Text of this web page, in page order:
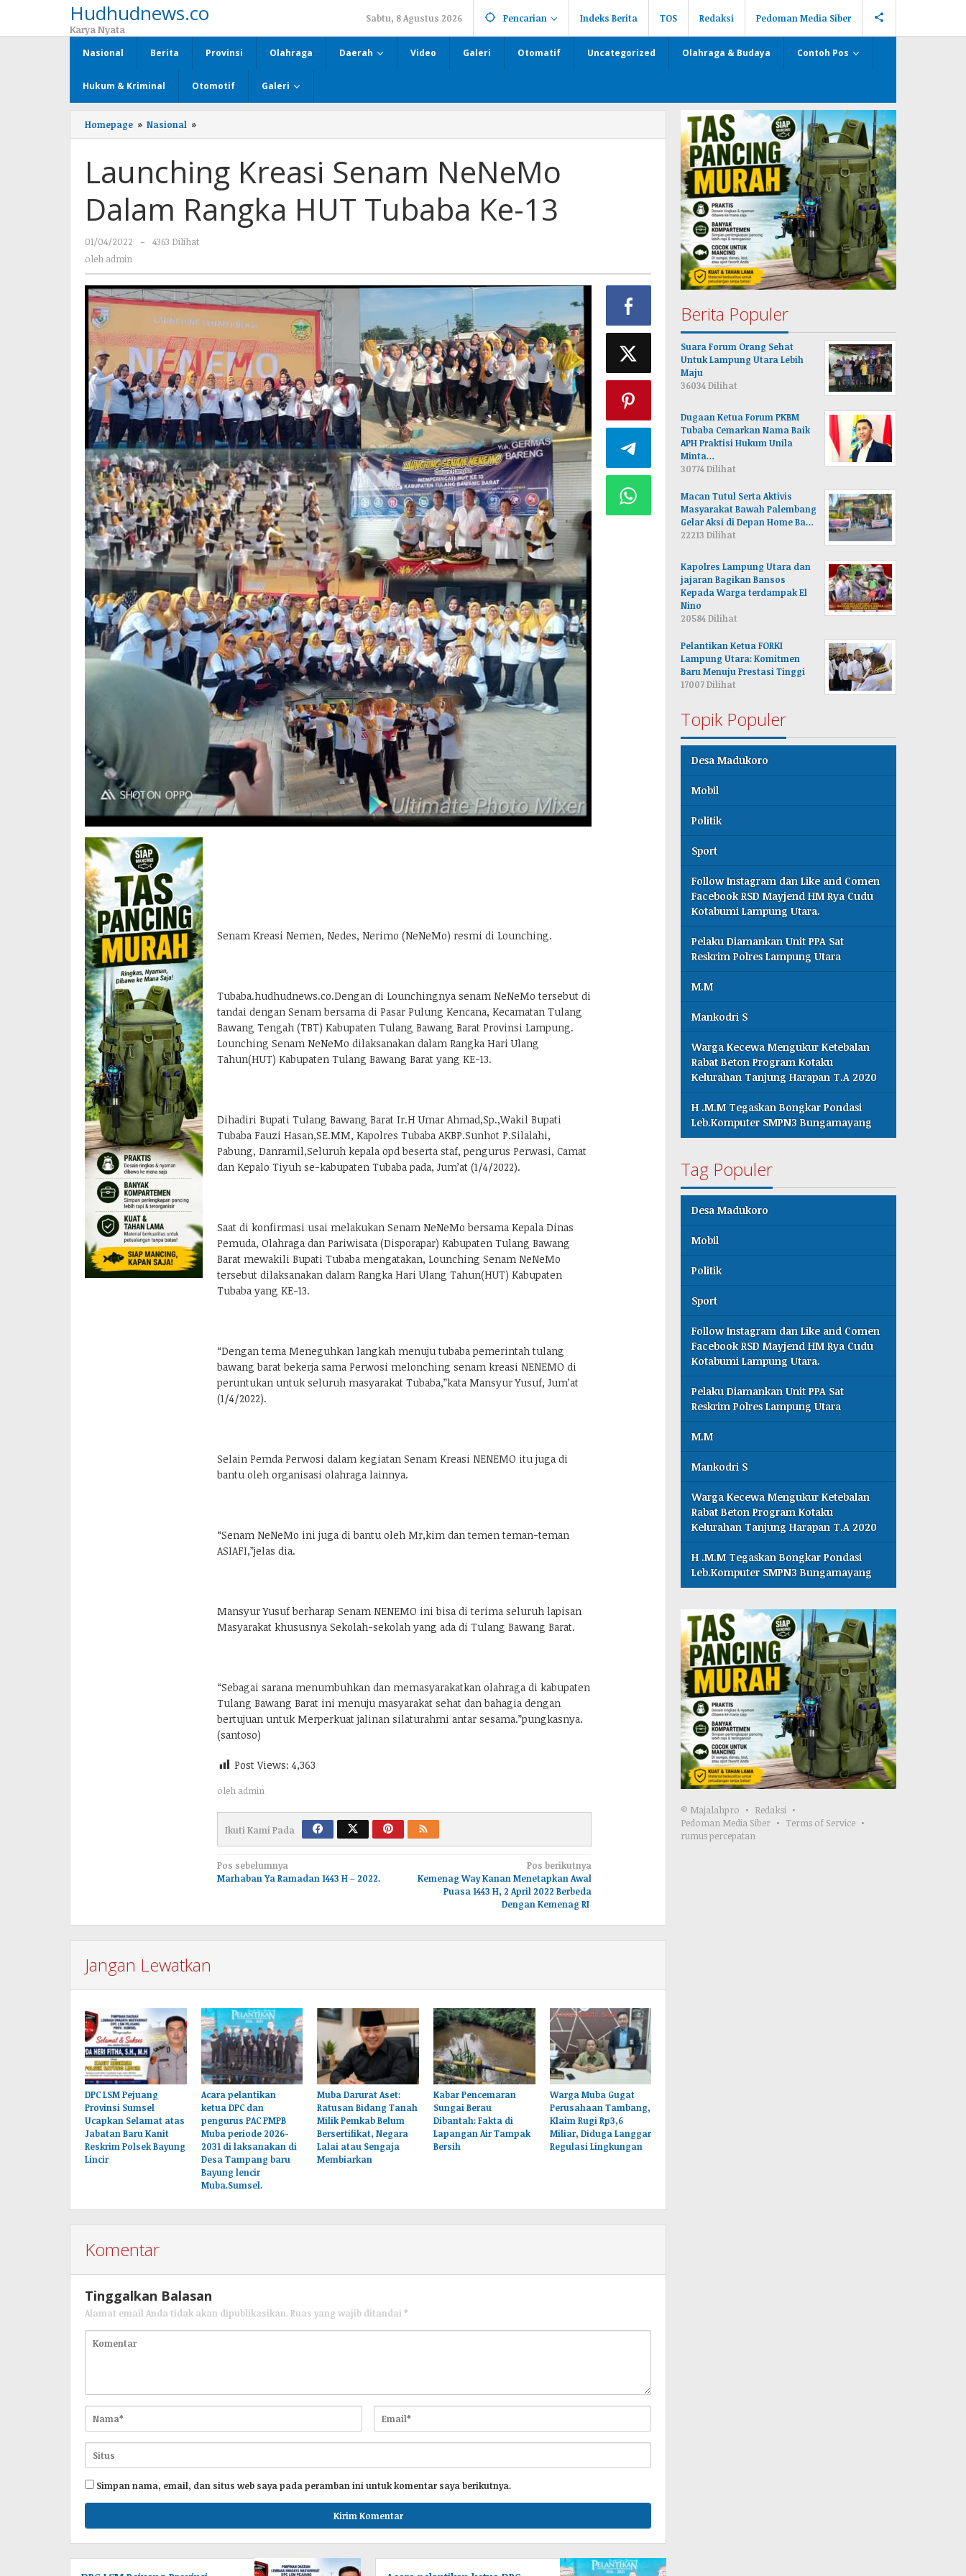
Hudhudnews.co
Karya Nyata
Sabtu, 8 Agustus 2026 Pencarian Indeks Berita TOS Redaksi Pedoman Media Siber
Nasional Berita Provinsi Olahraga Daerah Video Galeri Otomatif Uncategorized Olahraga & Budaya Contoh Pos
Hukum & Kriminal Otomotif Galeri
Homepage » Nasional »
Kreasi
Dalam
Rangka
HUT
Tubaba
13
Launching Kreasi Senam NeNeMo
Dalam Rangka HUT Tubaba Ke-13
01/04/2022
oleh
-
4363 Dilihat
oleh admin
Senam Kreasi Nemen, Nedes, Nerimo (NeNeMo) resmi di Lounching.
Tubaba.hudhudnews.co.Dengan di Lounchingnya senam NeNeMo tersebut di
tandai dengan Senam bersama di Pasar Pulung Kencana, Kecamatan Tulang
Bawang Tengah (TBT) Kabupaten Tulang Bawang Barat Provinsi Lampung.
Lounching Senam NeNeMo dilaksanakan dalam Rangka Hari Ulang
Tahun(HUT) Kabupaten Tulang Bawang Barat yang KE-13.
Dihadiri Bupati Tulang Bawang Barat Ir.H Umar Ahmad,Sp.,Wakil Bupati
Tubaba Fauzi Hasan,SE.MM, Kapolres Tubaba AKBP.Sunhot P.Silalahi,
Pabung, Danramil,Seluruh kepala opd beserta staf, pengurus Perwasi, Camat
dan Kepalo Tiyuh se-kabupaten Tubaba pada, Jum’at (1/4/2022).
Saat di konfirmasi usai melakukan Senam NeNeMo bersama Kepala Dinas
Pemuda, Olahraga dan Pariwisata (Disporapar) Kabupaten Tulang Bawang
Barat mewakili Bupati Tubaba mengatakan, Lounching Senam NeNeMo
tersebut dilaksanakan dalam Rangka Hari Ulang Tahun(HUT) Kabupaten
Tubaba yang KE-13.
“Dengan tema Meneguhkan langkah menuju tubaba pemerintah tulang
bawang barat bekerja sama Perwosi melonching senam kreasi NENEMO di
peruntukan untuk seluruh masyarakat Tubaba,”kata Mansyur Yusuf, Jum’at
(1/4/2022).
Selain Pemda Perwosi dalam kegiatan Senam Kreasi NENEMO itu juga di
bantu oleh organisasi olahraga lainnya.
“Senam NeNeMo ini juga di bantu oleh Mr,kim dan temen teman-teman
ASIAFI,”jelas dia.
Mansyur Yusuf berharap Senam NENEMO ini bisa di terima seluruh lapisan
Masyarakat khususnya Sekolah-sekolah yang ada di Tulang Bawang Barat.
“Sebagai sarana menumbuhkan dan memasyarakatkan olahraga di kabupaten
Tulang Bawang Barat ini menuju masyarakat sehat dan bahagia dengan
bertujuan untuk Merperkuat jalinan silaturahmi antar sesama.”pungkasnya.
(santoso)
Post Views: 4,363
oleh admin
Ikuti Kami Pada
Navigasi
pos
Pos sebelumnya
Marhaban Ya Ramadan 1443 H – 2022.
Pos berikutnya
Kemenag Way Kanan Menetapkan Awal
Puasa 1443 H, 2 April 2022 Berbeda
Dengan Kemenag RI
Jangan Lewatkan
DPC LSM Pejuang
Provinsi Sumsel
Ucapkan Selamat atas
Jabatan Baru Kanit
Reskrim Polsek Bayung
Lincir
Acara pelantikan
ketua DPC dan
pengurus PAC PMPB
Muba periode 2026-
2031 di laksanakan di
Desa Tampang baru
Bayung lencir
Muba.Sumsel.
Muba Darurat Aset:
Ratusan Bidang Tanah
Milik Pemkab Belum
Bersertifikat, Negara
Lalai atau Sengaja
Membiarkan
Kabar Pencemaran
Sungai Berau
Dibantah: Fakta di
Lapangan Air Tampak
Bersih
Warga Muba Gugat
Perusahaan Tambang,
Klaim Rugi Rp3,6
Miliar, Diduga Langgar
Regulasi Lingkungan
Komentar
Tinggalkan Balasan
Alamat email Anda tidak akan dipublikasikan. Ruas yang wajib ditandai *
Simpan nama, email, dan situs web saya pada peramban ini untuk komentar saya berikutnya.
Berita Populer
Suara Forum Orang Sehat
Untuk Lampung Utara Lebih
Maju
36034 Dilihat
Dugaan Ketua Forum PKBM
Tubaba Cemarkan Nama Baik
APH Praktisi Hukum Unila
Minta…
30774 Dilihat
Macan Tutul Serta Aktivis
Masyarakat Bawah Palembang
Gelar Aksi di Depan Home Ba…
22213 Dilihat
Kapolres Lampung Utara dan
jajaran Bagikan Bansos
Kepada Warga terdampak El
Nino
20584 Dilihat
Pelantikan Ketua FORKI
Lampung Utara: Komitmen
Baru Menuju Prestasi Tinggi
17007 Dilihat
Topik Populer
Desa Madukoro
Mobil
Politik
Sport
Follow Instagram dan Like and Comen
Facebook RSD Mayjend HM Rya Cudu
Kotabumi Lampung Utara.
Pelaku Diamankan Unit PPA Sat
Reskrim Polres Lampung Utara
M.M
Mankodri S
Warga Kecewa Mengukur Ketebalan
Rabat Beton Program Kotaku
Kelurahan Tanjung Harapan T.A 2020
H .M.M Tegaskan Bongkar Pondasi
Leb.Komputer SMPN3 Bungamayang
Tag Populer
Desa Madukoro
Mobil
Politik
Sport
Follow Instagram dan Like and Comen
Facebook RSD Mayjend HM Rya Cudu
Kotabumi Lampung Utara.
Pelaku Diamankan Unit PPA Sat
Reskrim Polres Lampung Utara
M.M
Mankodri S
Warga Kecewa Mengukur Ketebalan
Rabat Beton Program Kotaku
Kelurahan Tanjung Harapan T.A 2020
H .M.M Tegaskan Bongkar Pondasi
Leb.Komputer SMPN3 Bungamayang
© Majalahpro
Redaksi
Pedoman Media Siber
Terms of Service
rumus percepatan